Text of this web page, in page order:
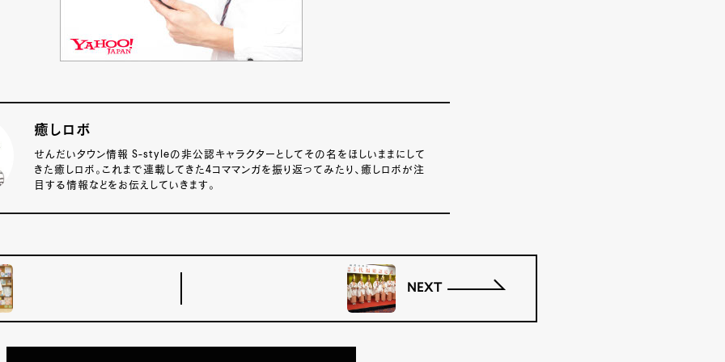
癒しロボ
せんだいタウン情報 S-styleの非公認キャラクターとしてその名をほしいままにして
きた癒しロボ。これまで連載してきた4コママンガを振り返ってみたり、癒しロボが注
目する情報などをお伝えしていきます。
NEXT